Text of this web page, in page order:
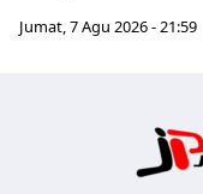
Jumat, 7 Agu 2026 - 21:59